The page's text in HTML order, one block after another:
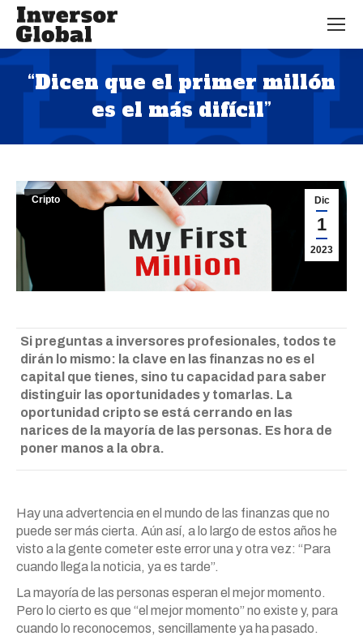
“Dicen que el primer millón
es el más difícil”
Estás aquí:
Dic
1
2023
Cripto
Si preguntas a inversores profesionales, todos te
dirán lo mismo: la clave en las finanzas no es el
capital que tienes, sino tu capacidad para saber
distinguir las oportunidades y tomarlas. La
oportunidad cripto se está cerrando en las
narices de la mayoría de las personas. Es hora de
poner manos a la obra.
Hay una advertencia en el mundo de las finanzas que no
puede ser más cierta. Aún así, a lo largo de estos años he
visto a la gente cometer este error una y otra vez: “Para
cuando llega la noticia, ya es tarde”.
La mayoría de las personas esperan el mejor momento.
Pero lo cierto es que “el mejor momento” no existe y, para
cuando lo reconocemos, sencillamente ya ha pasado.